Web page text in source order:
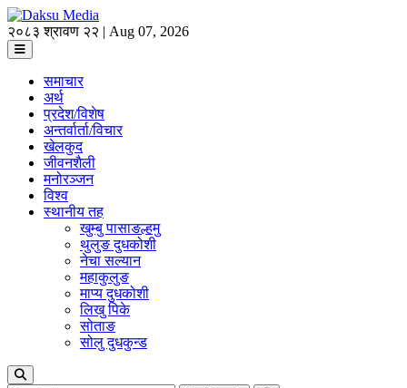
२०८३ श्रावण २२ | Aug 07, 2026
समाचार
अर्थ
प्रदेश/विशेष
अन्तर्वार्ता/विचार
खेलकुद
जीवनशैली
मनोरञ्जन
विश्व
स्थानीय तह
खुम्बु पासाङल्हमु
थुलुङ दुधकोशी
नेचा सल्यान
महाकुलुङ
माप्य दुधकोशी
लिखु पिके
सोताङ
सोलु दुधकुन्ड